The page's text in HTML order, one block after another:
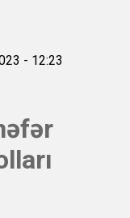
- 12:23